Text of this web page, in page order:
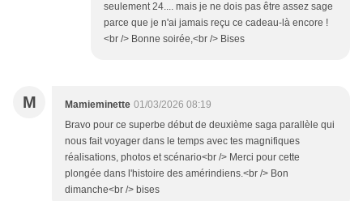
seulement 24.... mais je ne dois pas être assez sage
parce que je n'ai jamais reçu ce cadeau-là encore !
<br /> Bonne soirée,<br /> Bises
M Mamieminette 01/03/2026 08:19
Bravo pour ce superbe début de deuxième saga parallèle qui
nous fait voyager dans le temps avec tes magnifiques
réalisations, photos et scénario<br /> Merci pour cette
plongée dans l'histoire des amérindiens.<br /> Bon
dimanche<br /> bises